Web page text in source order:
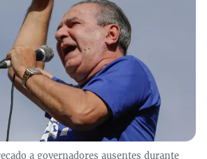
a governadores ausentes durante